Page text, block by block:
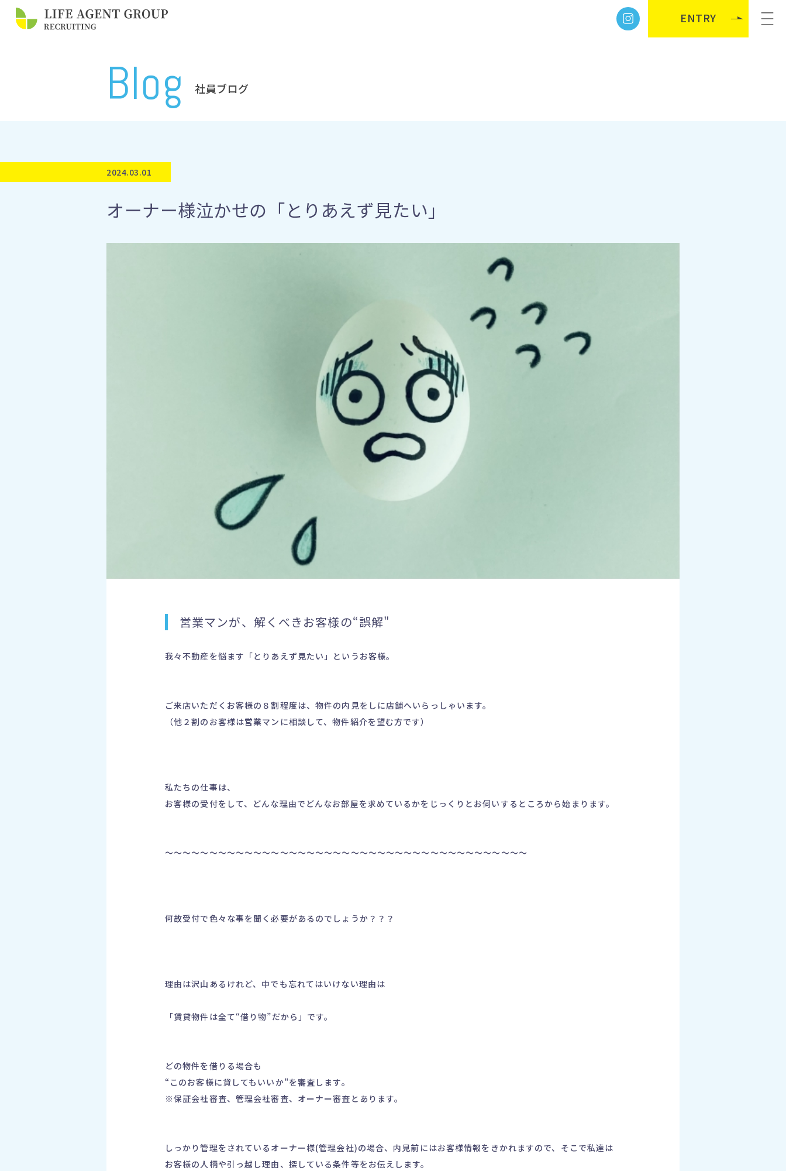
ENTRY
Blog 社員ブログ
2024.03.01
オーナー様泣かせの「とりあえず見たい」
営業マンが、解くべきお客様の“誤解"
我々不動産を悩ます「とりあえず見たい」というお客様。
ご来店いただくお客様の８割程度は、物件の内見をしに店舗へいらっしゃいます。
（他２割のお客様は営業マンに相談して、物件紹介を望む方です）
私たちの仕事は、
お客様の受付をして、どんな理由でどんなお部屋を求めているかをじっくりとお伺いするところから始まります。
～～～～～～～～～～～～～～～～～～～～～～～～～～～～～～～～～～～～～～～～～
何故受付で色々な事を聞く必要があるのでしょうか？？？
理由は沢山あるけれど、中でも忘れてはいけない理由は
「賃貸物件は全て“借り物”だから」です。
どの物件を借りる場合も
“このお客様に貸してもいいか"を審査します。
※保証会社審査、管理会社審査、オーナー審査とあります。
しっかり管理をされているオーナー様(管理会社)の場合、内見前にはお客様情報をきかれますので、そこで私達は
お客様の人柄や引っ越し理由、探している条件等をお伝えします。